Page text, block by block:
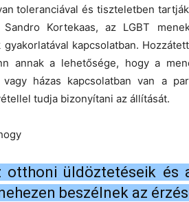
toleranciával és tiszteletben
Kortekaas, az LGBT
kapcsolatban.
annak a lehetősége, hogy a
házas kapcsolatban van a
tudja bizonyítani az állítását.
otthoni üldöztetéseik és
beszélnek az